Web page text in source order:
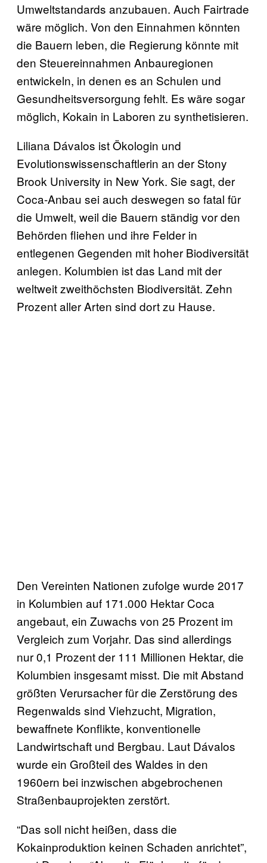
Umweltstandards anzubauen. Auch Fairtrade
wäre möglich. Von den Einnahmen könnten
die Bauern leben, die Regierung könnte mit
den Steuereinnahmen Anbauregionen
entwickeln, in denen es an Schulen und
Gesundheitsversorgung fehlt. Es wäre sogar
möglich, Kokain in Laboren zu synthetisieren.
Liliana Dávalos ist Ökologin und
Evolutionswissenschaftlerin an der Stony
Brook University in New York. Sie sagt, der
Coca-Anbau sei auch deswegen so fatal für
die Umwelt, weil die Bauern ständig vor den
Behörden fliehen und ihre Felder in
entlegenen Gegenden mit hoher Biodiversität
anlegen. Kolumbien ist das Land mit der
weltweit zweithöchsten Biodiversität. Zehn
Prozent aller Arten sind dort zu Hause.
Den Vereinten Nationen zufolge wurde 2017
in Kolumbien auf 171.000 Hektar Coca
angebaut, ein Zuwachs von 25 Prozent im
Vergleich zum Vorjahr. Das sind allerdings
nur 0,1 Prozent der 111 Millionen Hektar, die
Kolumbien insgesamt misst. Die mit Abstand
größten Verursacher für die Zerstörung des
Regenwalds sind Viehzucht, Migration,
bewaffnete Konflikte, konventionelle
Landwirtschaft und Bergbau. Laut Dávalos
wurde ein Großteil des Waldes in den
1960ern bei inzwischen abgebrochenen
Straßenbauprojekten zerstört.
“Das soll nicht heißen, dass die
Kokainproduktion keinen Schaden anrichtet”,